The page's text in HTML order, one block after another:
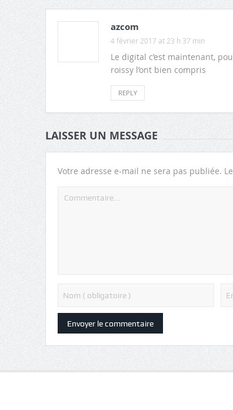
azcom
4 février 2017 at 23 h 37 min
Le digital c’est maintenant,
roissy l’ont bien compris
REPLY
LAISSER UN MESSAGE
Votre adresse e-mail ne sera pas publiée.